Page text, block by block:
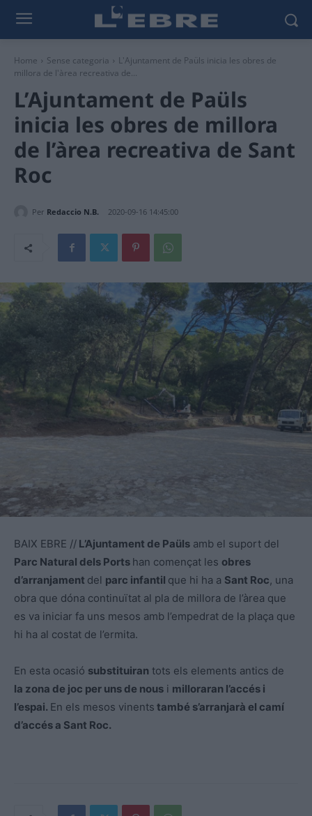
Home Sense categoria
L'Ajuntament de Paüls inicia les obres de
millora de l'àrea recreativa de...
L’Ajuntament de Paüls
inicia les obres de millora
de l’àrea recreativa de Sant
Roc
Per Redaccio N.B. 2020-09-16 14:45:00
BAIX EBRE // L’Ajuntament de Paüls amb el suport del
Parc Natural dels Ports han començat les obres
d’arranjament del parc infantil que hi ha a Sant Roc, una
obra que dóna continuïtat al pla de millora de l’àrea que
es va iniciar fa uns mesos amb l’empedrat de la plaça que
hi ha al costat de l’ermita.
En esta ocasió substituiran tots els elements antics de
la zona de joc per uns de nous i milloraran l’accés i
l’espai. En els mesos vinents també s’arranjarà el camí
d’accés a Sant Roc.